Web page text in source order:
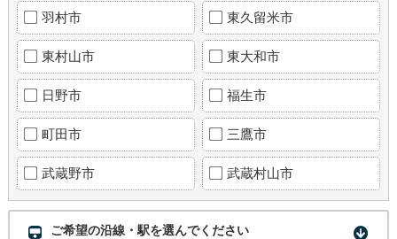
羽村市 東久留米市
東村山市 東大和市
日野市 福生市
町田市 三鷹市
武蔵野市 武蔵村山市
ご希望の沿線・駅を選んでください